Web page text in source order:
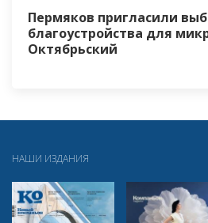
Пермяков пригласили
благоустройства для
Октябрьский
НАШИ ИЗДАНИЯ